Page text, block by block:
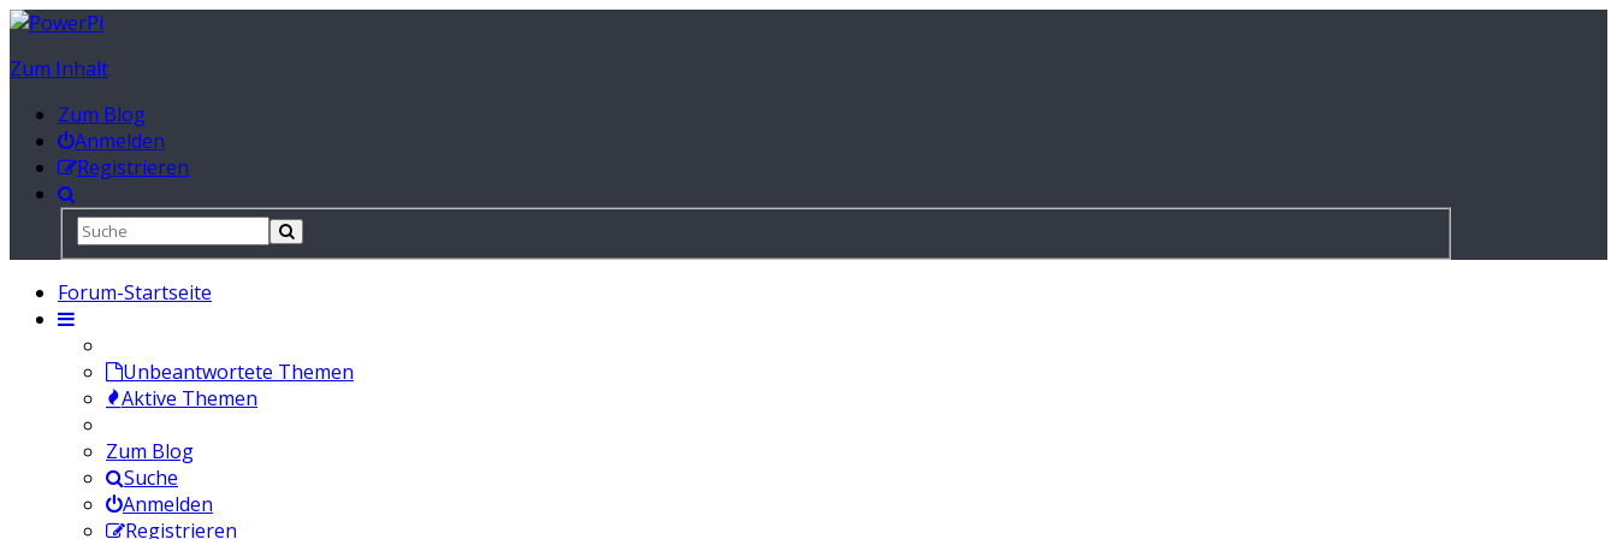
Zum Inhalt
Zum Blog
Anmelden
Registrieren
Forum-Startseite
Unbeantwortete Themen
Aktive Themen
Zum Blog
Suche
Anmelden
Registrieren